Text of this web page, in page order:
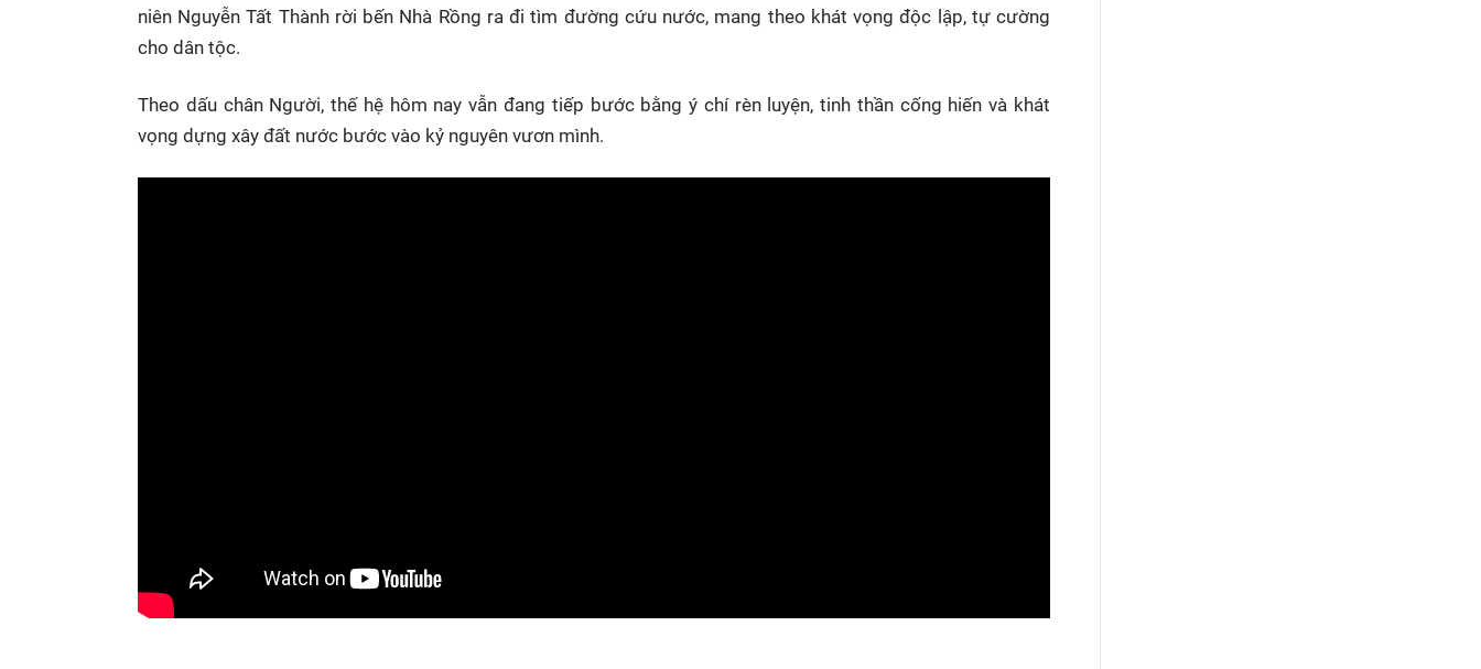
niên Nguyễn Tất Thành rời bến Nhà Rồng ra đi tìm đường cứu nước, mang theo khát vọng độc lập, tự cường
cho dân tộc.
Theo dấu chân Người, thế hệ hôm nay vẫn đang tiếp bước bằng ý chí rèn luyện, tinh thần cống hiến và khát
vọng dựng xây đất nước bước vào kỷ nguyên vươn mình.